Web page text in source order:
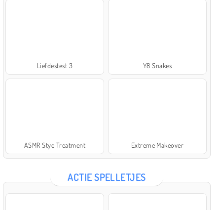
Liefdestest 3 Y8 Snakes
ASMR Stye Treatment Extreme Makeover
ACTIE SPELLETJES